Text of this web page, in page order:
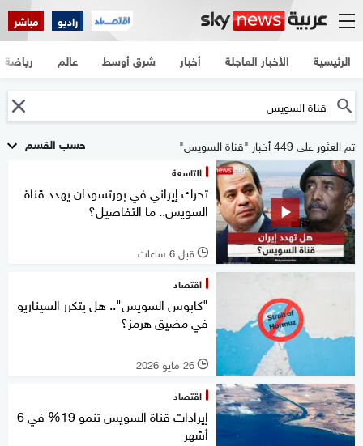
راديو مباشر
الرئيسية الأخبار العاجلة أخبار شرق أوسط عالم رياضة
حسب القسم تم العثور على 449 أخبار "قناة السويس"
التاسعة
تحرك إيراني في بورتسودان يهدد قناة
السويس.. ما التفاصيل؟
l قبل 6 ساعات
اقتصاد
"كابوس السويس".. هل يتكرر السيناريو
في مضيق هرمز؟
l 26 مايو 2026
اقتصاد
إيرادات قناة السويس تنمو 19% في 6
أشهر